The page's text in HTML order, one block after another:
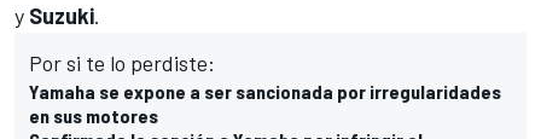
y Suzuki.
Por si te lo perdiste:
Yamaha se expone a ser sancionada por irregularidades
en sus motores